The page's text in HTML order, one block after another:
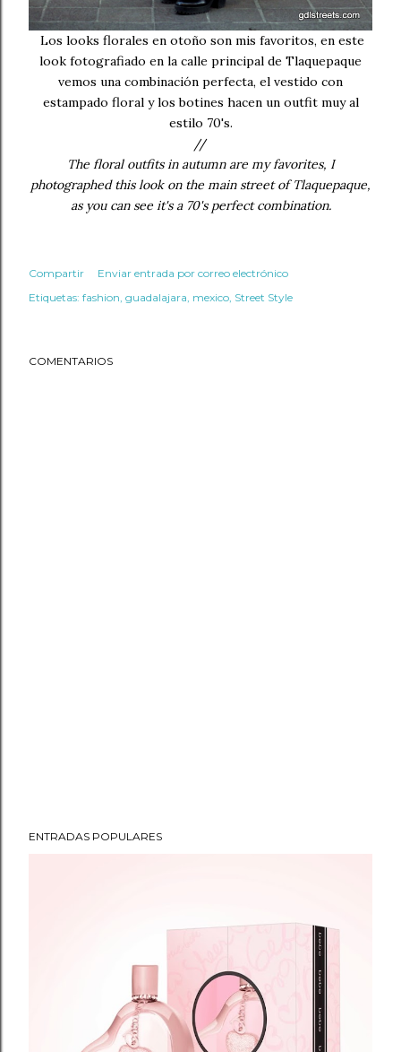
Los looks florales en otoño son mis favoritos, en este
look fotografiado en la calle principal de Tlaquepaque
vemos una combinación perfecta, el vestido con
estampado floral y los botines hacen un outfit muy al
estilo 70's.
//
The floral outfits in autumn are my favorites, I
photographed this look on the main street of Tlaquepaque,
as you can see it's a 70's perfect combination.
Compartir
Enviar entrada por correo electrónico
Etiquetas: fashion guadalajara mexico Street Style
COMENTARIOS
ENTRADAS POPULARES